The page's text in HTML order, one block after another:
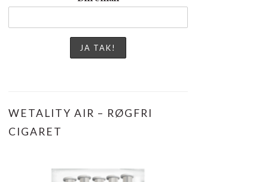
WETALITY AIR – RØGFRI
CIGARET